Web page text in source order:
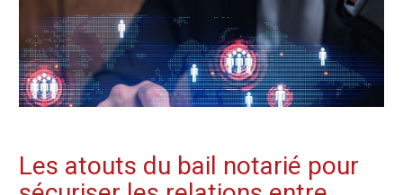
Les atouts du bail notarié pour